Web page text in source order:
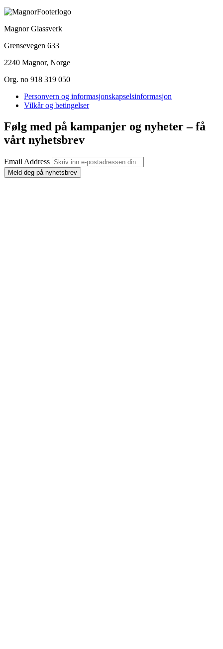
Magnor Glassverk
Grensevegen 633
2240 Magnor, Norge
Org. no 918 319 050
Personvern og informasjonskapselsinformasjon
Vilkår og betingelser
Følg med på kampanjer og nyheter – få
vårt nyhetsbrev
Email Address
Meld deg på nyhetsbrev